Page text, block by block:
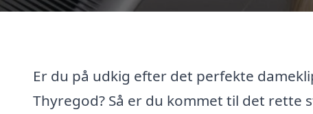
Er du på udkig efter det perfekte
Thyregod? Så er du kommet til det rette